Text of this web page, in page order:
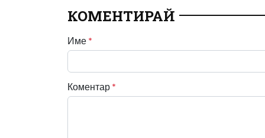
КОМЕНТИРАЙ
Име *
Коментар *